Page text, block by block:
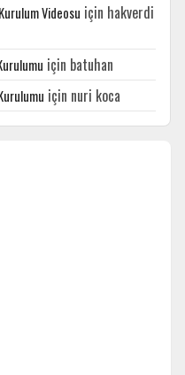
Videosu için hakverdi
için batuhan
için nuri koca